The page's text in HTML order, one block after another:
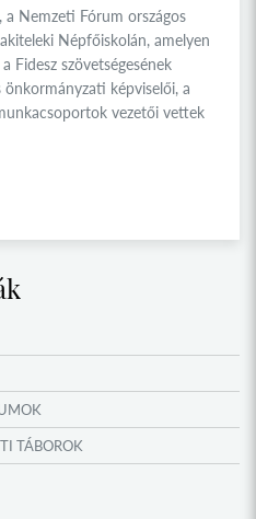
Nemzeti Fórum országos
Népfőiskolán, amelyen
Fidesz szövetségesének
képviselői, a
vezetői vettek
TÁBOROK